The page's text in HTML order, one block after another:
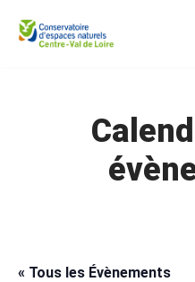
Aller
« Tous les Évènements